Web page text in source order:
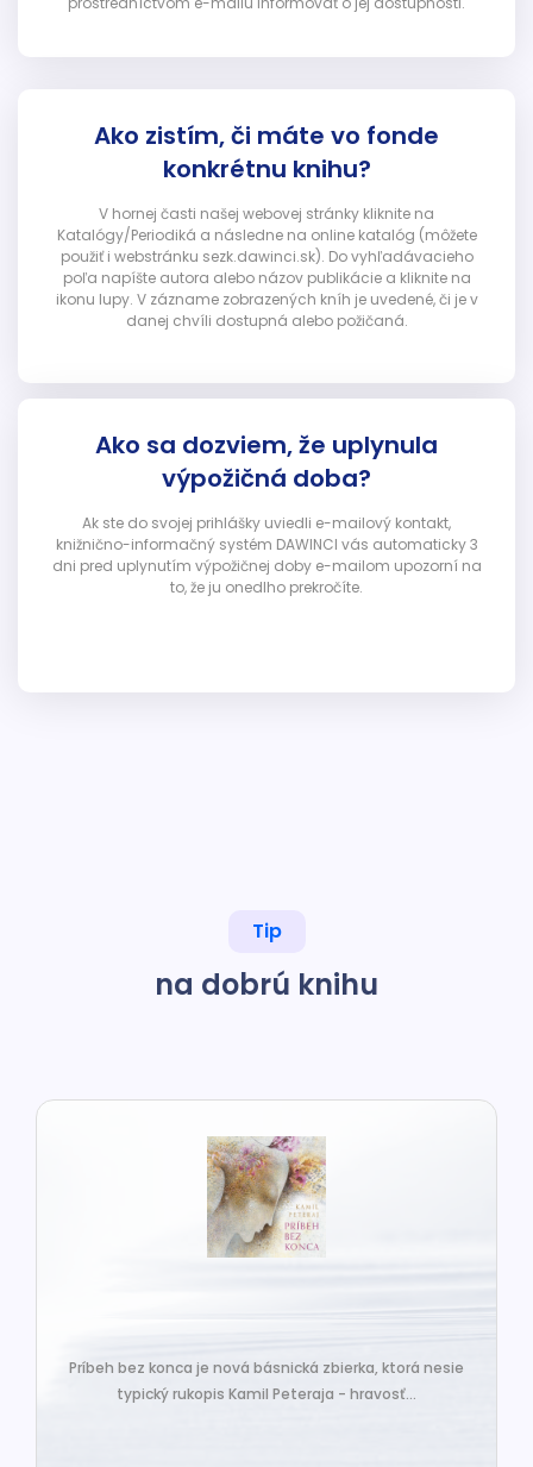
Ako zistím, či máte vo fonde
konkrétnu knihu?
V hornej časti našej webovej stránky kliknite na
Katalógy/Periodiká a následne na online katalóg (môžete
použiť i webstránku sezk.dawinci.sk). Do vyhľadávacieho
poľa napíšte autora alebo názov publikácie a kliknite na
ikonu lupy. V zázname zobrazených kníh je uvedené, či je v
danej chvíli dostupná alebo požičaná.
Ako sa dozviem, že uplynula
výpožičná doba?
Ak ste do svojej prihlášky uviedli e-mailový kontakt,
knižnično-informačný systém DAWINCI vás automaticky 3
dni pred uplynutím výpožičnej doby e-mailom upozorní na
to, že ju onedlho prekročíte.
Tip
na dobrú knihu
Príbeh bez konca je nová básnická zbierka, ktorá nesie
typický rukopis Kamil Peteraja - hravosť...